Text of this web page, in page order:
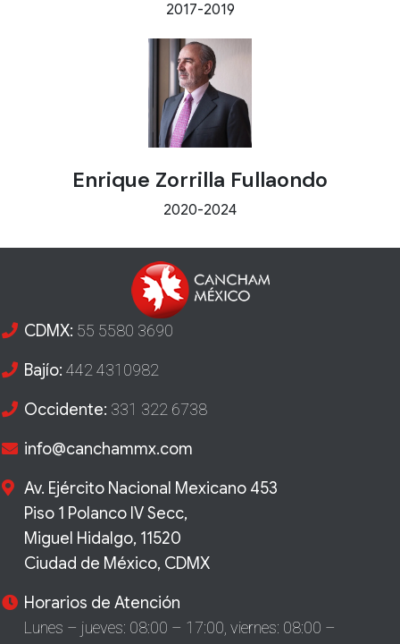
2017-2019
Enrique Zorrilla Fullaondo
2020-2024
CDMX: 55 5580 3690
Bajío: 442 4310982
Occidente: 331 322 6738
info@canchammx.com
Av. Ejército Nacional Mexicano 453
Piso 1 Polanco IV Secc,
Miguel Hidalgo, 11520
Ciudad de México, CDMX
Horarios de Atención
Lunes – jueves: 08:00 – 17:00, viernes: 08:00 –